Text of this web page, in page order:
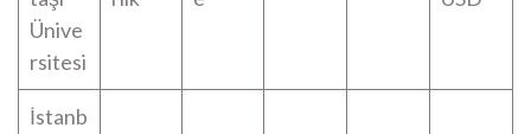
Ünive
rsitesi
İstanb